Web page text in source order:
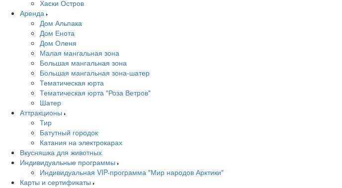
Хаски Остров
Аренда
Дом Альпака
Дом Енота
Дом Оленя
Малая мангальная зона
Большая мангальная зона
Большая мангальная зона-шатер
Тематическая юрта
Тематическая юрта "Роза Ветров"
Шатер
Аттракционы
Тир
Батутный городок
Катания на электрокарах
Вкусняшка для животных
Индивидуальные программы
Индивидуальная VIP-программа "Мир народов Арктики"
Карты и сертификаты